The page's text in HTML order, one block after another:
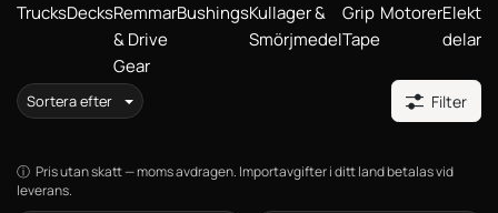
TrucksDecksRemmar
& Drive
Gear
BushingsKullager &
Smörjmedel
Grip
Tape
Motorer
delar
Sortera efter Filter
Pris utan skatt — moms avdragen. Importavgifter i ditt land betalas vid
leverans.